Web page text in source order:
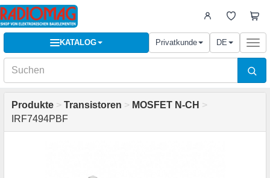
KATALOG Privatkunde DE
Produkte > Transistoren > MOSFET N-CH >
IRF7494PBF